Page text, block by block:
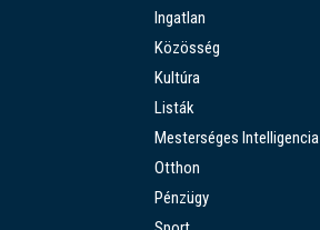
Ingatlan
Közösség
Kultúra
Listák
Mesterséges Intelligencia
Otthon
Pénzügy